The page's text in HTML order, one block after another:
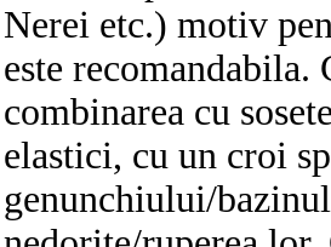
Nerei etc.) motiv
este
combinarea cu
elastici, cu un croi
genunchiului/